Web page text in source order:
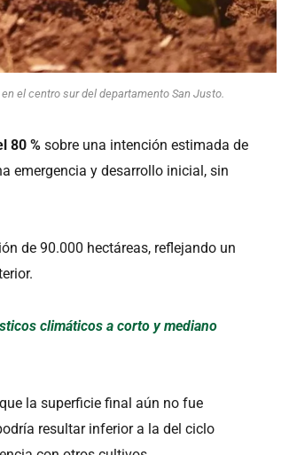
el centro sur del departamento San Justo.
80 % sobre una intención estimada de
emergencia y desarrollo inicial, sin
de 90.000 hectáreas, reflejando un
climáticos a corto y mediano
la superficie final aún no fue
resultar inferior a la del ciclo